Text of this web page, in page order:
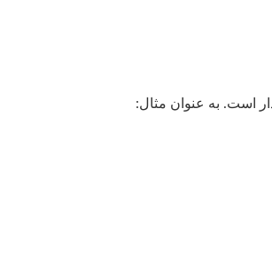
است. به عنوان مثال: